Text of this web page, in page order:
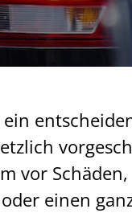
vor
einen